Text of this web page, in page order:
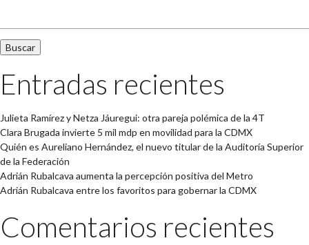
Entradas recientes
Julieta Ramírez y Netza Jáuregui: otra pareja polémica de la 4T
Clara Brugada invierte 5 mil mdp en movilidad para la CDMX
Quién es Aureliano Hernández, el nuevo titular de la Auditoría Superior
de la Federación
Adrián Rubalcava aumenta la percepción positiva del Metro
Adrián Rubalcava entre los favoritos para gobernar la CDMX
Comentarios recientes